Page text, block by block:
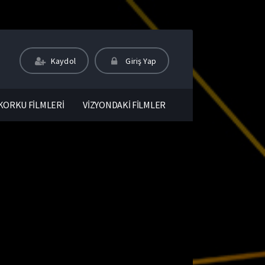
Kaydol Giriş Yap
FİLMLERİ VİZYONDAKİ FİLMLER